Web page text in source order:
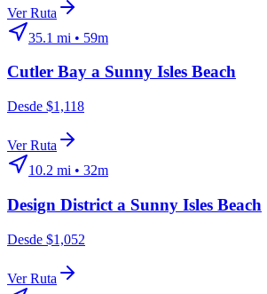
Ver Ruta
35.1 mi • 59m
Cutler Bay a Sunny Isles Beach
Desde $1,118
Ver Ruta
10.2 mi • 32m
Design District a Sunny Isles Beach
Desde $1,052
Ver Ruta